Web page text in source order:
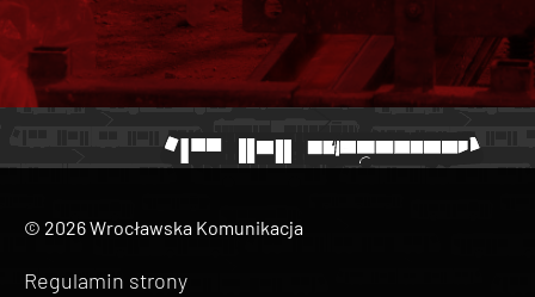
© 2026 Wrocławska Komunikacja
Regulamin strony